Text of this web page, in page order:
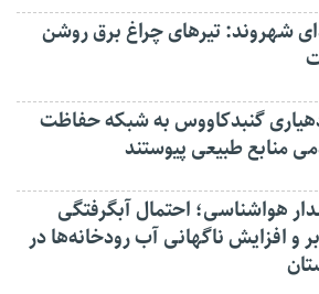
شهروند: تیرهای چراغ برق روشن
دهیاری گنبدکاووس به شبکه حفاظت
منابع طبیعی پیوستند
هواشناسی؛ احتمال آبگرفتگی
و افزایش ناگهانی آب رودخانه‌ها در